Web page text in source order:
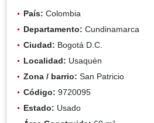
País: Colombia
Departamento: Cundinamarca
Ciudad: Bogotá D.C.
Localidad: Usaquén
Zona / barrio: San Patricio
Código: 9720095
Estado: Usado